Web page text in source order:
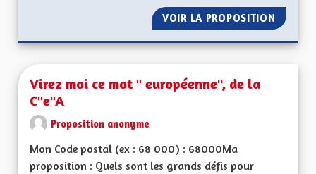
VOIR LA PROPOSITION
Virez moi ce mot " européenne", de la
C"e"A
Proposition anonyme
Mon Code postal (ex : 68 000) : 68000Ma
proposition : Quels sont les grands défis pour